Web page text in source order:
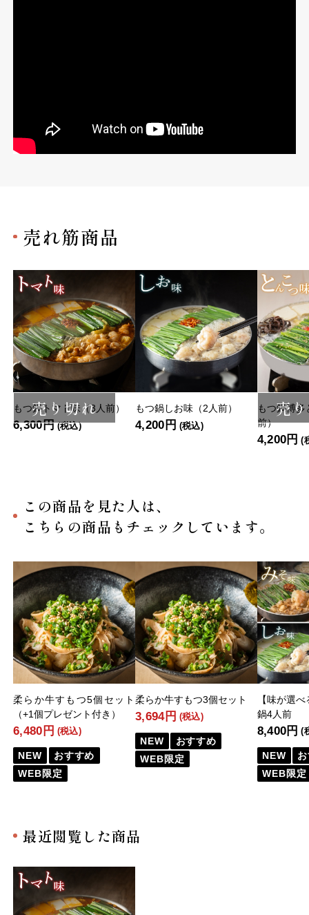
売れ筋商品
売り切れ
もつ鍋トマト味（3人前）
6,300円 (税込)
もつ鍋しお味（2人前）
4,200円 (税込)
売
もつ鍋博
前）
4,200円 (
この商品を見た人は、
こちらの商品もチェックしています。
柔らか牛すもつ5個セット
（+1個プレゼント付き）
6,480円 (税込)
NEW
おすすめ
WEB限定
柔らか牛すもつ3個セット
3,694円 (税込)
NEW
おすすめ
WEB限定
【味が選
鍋4人前
8,400円 (
NEW
WEB限定
最近閲覧した商品